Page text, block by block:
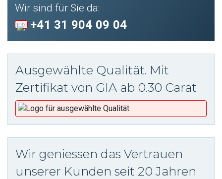
Wir sind für Sie da:
+41 31 904 09 04
Ausgewählte Qualität. Mit
Zertifikat von GIA ab 0.30 Carat
Wir geniessen das Vertrauen
unserer Kunden seit 20 Jahren